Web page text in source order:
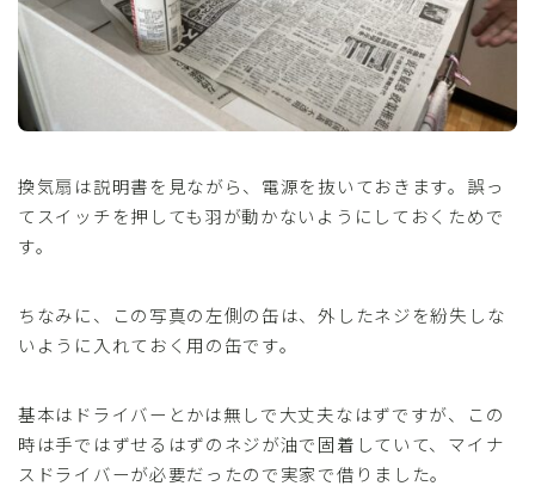
換気扇は説明書を見ながら、電源を抜いておきます。誤っ
てスイッチを押しても羽が動かないようにしておくためで
す。
ちなみに、この写真の左側の缶は、外したネジを紛失しな
いように入れておく用の缶です。
基本はドライバーとかは無しで大丈夫なはずですが、この
時は手ではずせるはずのネジが油で固着していて、マイナ
スドライバーが必要だったので実家で借りました。